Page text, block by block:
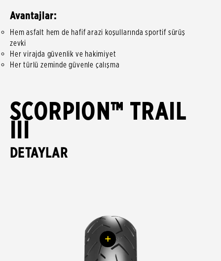
Avantajlar:
Hem asfalt hem de hafif arazi koşullarında sportif sürüş
Her virajda güvenlik ve hakimiyet
Her türlü zeminde güvenle çalışma
SCORPION™ TRAIL
III
DETAYLAR
+